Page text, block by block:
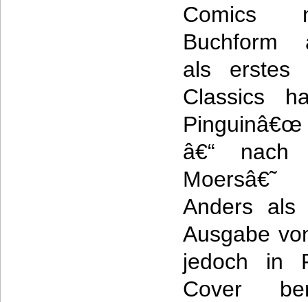
Comics
Buchform
als erstes
Classics
â€“ nach
Anders als
Ausgabe
jedoch in
Cover